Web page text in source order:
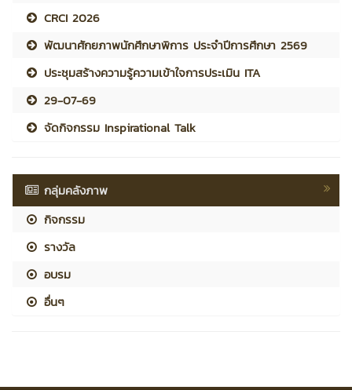
CRCI 2026
พัฒนาศักยภาพนักศึกษาพิการ ประจำปีการศึกษา 2569
ประชุมสร้างความรู้ความเข้าใจการประเมิน ITA
29-07-69
จัดกิจกรรม Inspirational Talk
กลุ่มคลังภาพ
กิจกรรม
รางวัล
อบรม
อื่นๆ